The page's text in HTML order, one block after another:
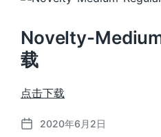
Novelty-
载
点击下载
发
2020年6月2日